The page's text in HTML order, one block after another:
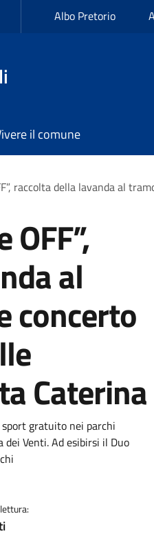
Albo Pretorio
il comune
raccolta della lavanda al
al
concerto
Caterina
gratuito nei parchi
dei Venti. Ad esibirsi il Duo